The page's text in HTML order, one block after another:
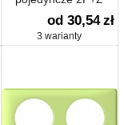
od 30,54 zł
3 warianty